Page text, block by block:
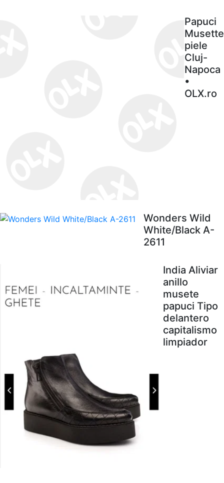
Papuci
Musette
piele
Cluj-
Napoca
•
OLX.ro
Wonders Wild
White/Black A-
2611
India Aliviar
anillo
musete
papuci Tipo
delantero
capitalismo
limpiador